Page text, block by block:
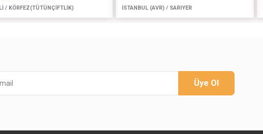
/ KÖRFEZ(TÜTÜNÇİFTLİK) İSTANBUL (AVR) / SARIYER
Üye Ol